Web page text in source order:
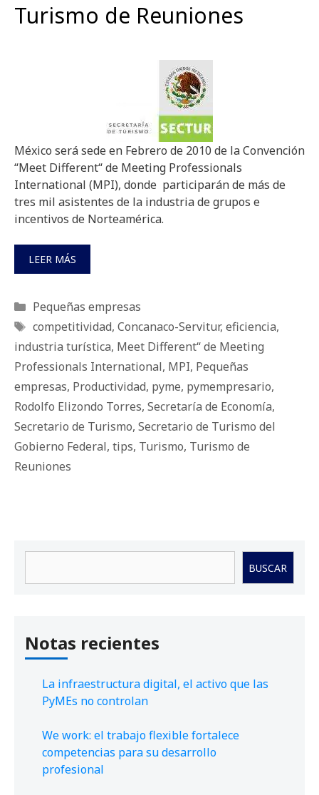
Turismo de Reuniones
México será sede en Febrero de 2010 de la Convención
“Meet Different“ de Meeting Professionals
International (MPI), donde participarán de más de
tres mil asistentes de la industria de grupos e
incentivos de Norteamérica.
LEER MÁS
Categorías
Pequeñas empresas
Etiquetas
competitividad, Concanaco-Servitur, eficiencia,
industria turística, Meet Different“ de Meeting
Professionals International, MPI, Pequeñas
empresas, Productividad, pyme, pymempresario,
Rodolfo Elizondo Torres, Secretaría de Economía,
Secretario de Turismo, Secretario de Turismo del
Gobierno Federal, tips, Turismo, Turismo de
Reuniones
BUSCAR
Notas recientes
La infraestructura digital, el activo que las
PyMEs no controlan
We work: el trabajo flexible fortalece
competencias para su desarrollo
profesional